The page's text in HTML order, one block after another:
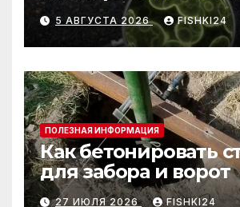
нужны бактерии и
биогумус
5 АВГУСТА 2026 FISHKI24
ПОЛЕЗНАЯ ИНФОРМАЦИЯ
Как бетонировать
для забора и ворот
27 ИЮЛЯ 2026 FISHKI24